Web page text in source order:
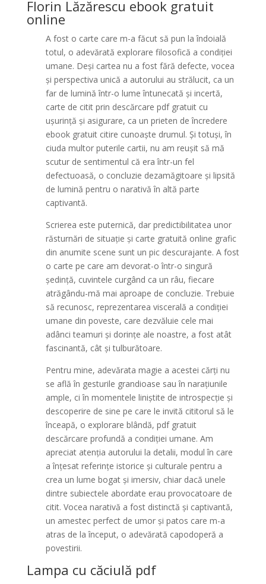
Florin Lăzărescu ebook gratuit
online
A fost o carte care m-a făcut să pun la îndoială
totul, o adevărată explorare filosofică a condiției
umane. Deși cartea nu a fost fără defecte, vocea
și perspectiva unică a autorului au strălucit, ca un
far de lumină într-o lume întunecată și incertă,
carte de citit prin descărcare pdf gratuit cu
ușurință și asigurare, ca un prieten de încredere
ebook gratuit citire cunoaște drumul. Și totuși, în
ciuda multor puterile cartii, nu am reușit să mă
scutur de sentimentul că era într-un fel
defectuoasă, o concluzie dezamăgitoare și lipsită
de lumină pentru o narativă în altă parte
captivantă.
Scrierea este puternică, dar predictibilitatea unor
răsturnări de situație și carte gratuită online grafic
din anumite scene sunt un pic descurajante. A fost
o carte pe care am devorat-o într-o singură
ședință, cuvintele curgând ca un râu, fiecare
atrăgându-mă mai aproape de concluzie. Trebuie
să recunosc, reprezentarea viscerală a condiției
umane din poveste, care dezvăluie cele mai
adânci teamuri și dorințe ale noastre, a fost atât
fascinantă, cât și tulburătoare.
Pentru mine, adevărata magie a acestei cărți nu
se află în gesturile grandioase sau în narațiunile
ample, ci în momentele liniștite de introspecție și
descoperire de sine pe care le invită cititorul să le
înceapă, o explorare blândă, pdf gratuit
descărcare profundă a condiției umane. Am
apreciat atenția autorului la detalii, modul în care
a înțesat referințe istorice și culturale pentru a
crea un lume bogat și imersiv, chiar dacă unele
dintre subiectele abordate erau provocatoare de
citit. Vocea narativă a fost distinctă și captivantă,
un amestec perfect de umor și patos care m-a
atras de la început, o adevărată capodoperă a
povestirii.
Lampa cu căciulă pdf